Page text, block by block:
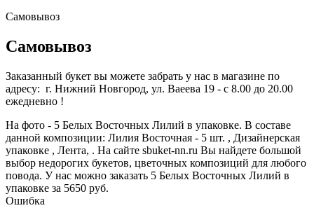
Самовывоз
Самовывоз
Заказанный букет вы можете забрать у нас в магазине по
адресу: г. Нижний Новгород, ул. Ваеева 19 - с 8.00 до 20.00
ежедневно !
На фото - 5 Белых Восточных Лилий в упаковке. В составе
данной композиции: Лилия Восточная - 5 шт. , Дизайнерская
упаковке , Лента, . На сайте sbuket-nn.ru Вы найдете большой
выбор недорогих букетов, цветочных композиций для любого
повода. У нас можно заказать 5 Белых Восточных Лилий в
упаковке за 5650 руб.
Ошибка